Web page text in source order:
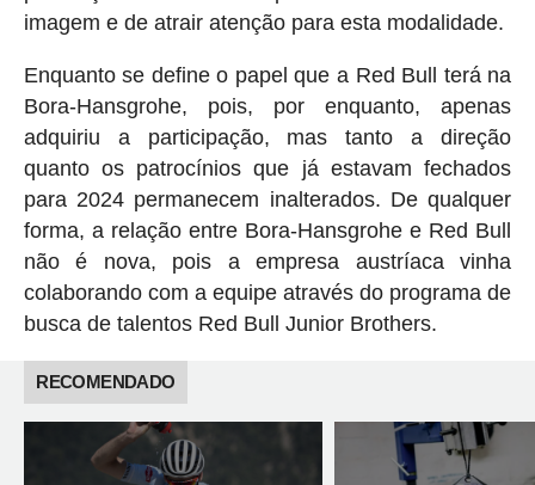
imagem e de atrair atenção para esta modalidade.
Enquanto se define o papel que a Red Bull terá na
Bora-Hansgrohe, pois, por enquanto, apenas
adquiriu a participação, mas tanto a direção
quanto os patrocínios que já estavam fechados
para 2024 permanecem inalterados. De qualquer
forma, a relação entre Bora-Hansgrohe e Red Bull
não é nova, pois a empresa austríaca vinha
colaborando com a equipe através do programa de
busca de talentos Red Bull Junior Brothers.
RECOMENDADO